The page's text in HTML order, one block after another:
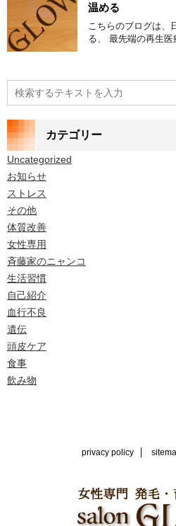
温める
こちらのブログは、
る、 最先端の再生
カテゴリー
Uncategorized
お知らせ
ストレス
その他
体質改善
女性専用
斉藤家のニャンコ
生活習慣
自己紹介
血行不良
遺伝
頭皮ケア
食事
飲み物
privacy policy